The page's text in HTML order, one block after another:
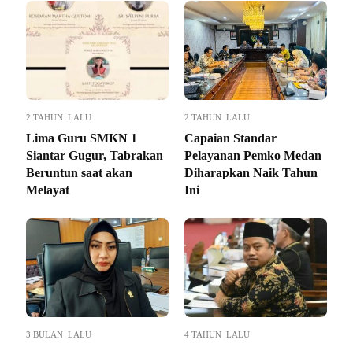
2 TAHUN LALU
Lima Guru SMKN 1
Siantar Gugur, Tabrakan
Beruntun saat akan
Melayat
2 TAHUN LALU
Capaian Standar
Pelayanan Pemko Medan
Diharapkan Naik Tahun
Ini
3 BULAN LALU 4 TAHUN LALU